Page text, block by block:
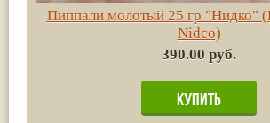
Пиппали молотый 25 гр "Нидко"
Nidco)
390.00 руб.